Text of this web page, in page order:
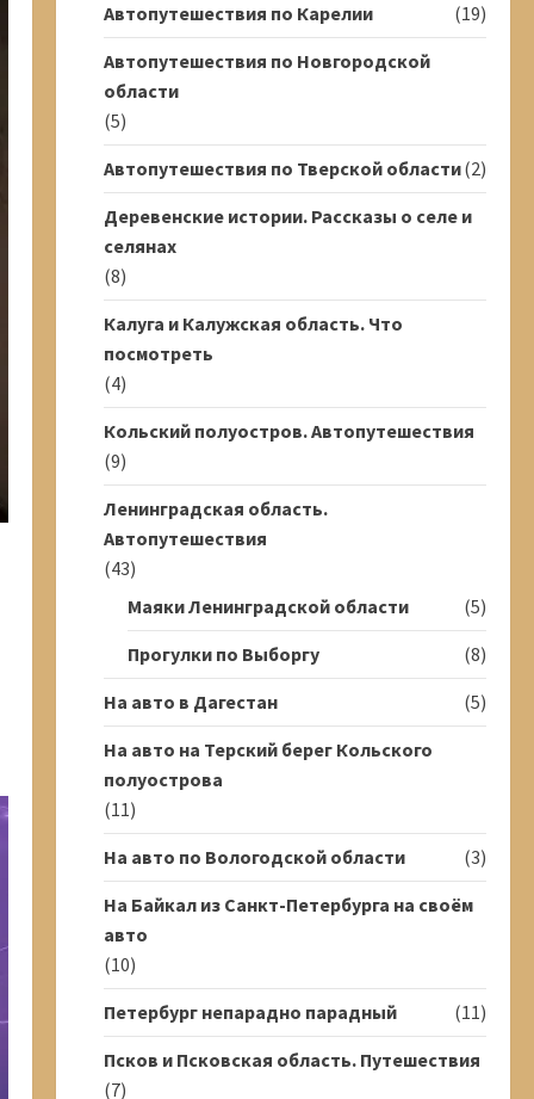
Автопутешествия по Карелии
(19)
Автопутешествия по Новгородской
области
(5)
Автопутешествия по Тверской области(2)
Деревенские истории. Рассказы о селе и
селянах
(8)
Калуга и Калужская область. Что
посмотреть
(4)
Кольский полуостров. Автопутешествия
(9)
Ленинградская область.
Автопутешествия
(43)
Маяки Ленинградской области
(5)
Прогулки по Выборгу
(8)
На авто в Дагестан
(5)
На авто на Терский берег Кольского
полуострова
(11)
На авто по Вологодской области
(3)
На Байкал из Санкт-Петербурга на своём
авто
(10)
Петербург непарадно парадный
(11)
Псков и Псковская область. Путешествия
(7)